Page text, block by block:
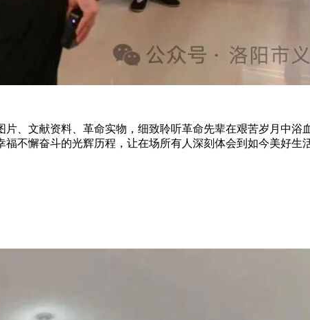
、文献资料、革命实物，细致聆听革命先辈在艰苦岁月中
不懈奋斗的光辉历程，让在场所有人深刻体会到如今美好